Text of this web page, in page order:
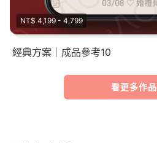
NT$ 4,199 - 4,799
經典方案｜成品參考10
看更多作品